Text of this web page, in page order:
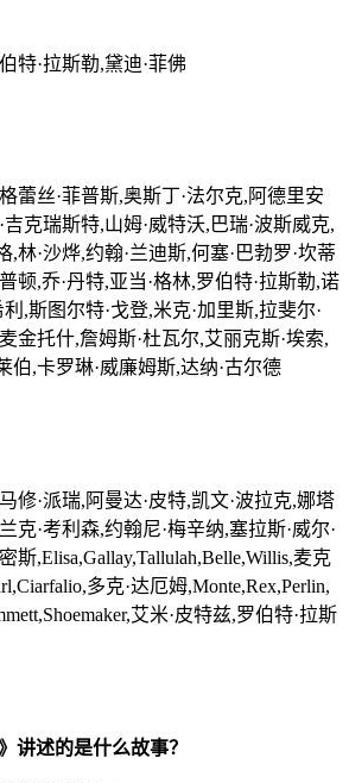
特·拉斯勒,黛迪·菲佛
蕾丝·菲普斯,奥斯丁·法尔克,阿德里安
吉克瑞斯特,山姆·威特沃,巴瑞·波斯威克,
,林·沙烨,约翰·兰迪斯,何塞·巴勃罗·坎蒂
顿,乔·丹特,亚当·格林,罗伯特·拉斯勒,诺
利,斯图尔特·戈登,米克·加里斯,拉斐尔·
金托什,詹姆斯·杜瓦尔,艾丽克斯·埃索,
伯,卡罗琳·威廉姆斯,达纳·古尔德
修·派瑞,阿曼达·皮特,凯文·波拉克,娜塔
克·考利森,约翰尼·梅辛纳,塞拉斯·威尔·
斯,Elisa,Gallay,Tallulah,Belle,Willis,麦克
多克·达厄姆,Monte,Rex,Perlin,
艾米·皮特兹,罗伯特·拉斯
讲述的是什么故事？